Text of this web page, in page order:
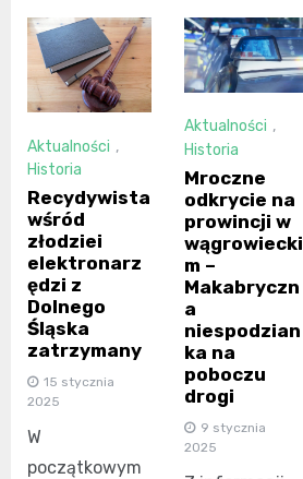
Aktualności ,
Historia
Recydywista
wśród
złodziei
elektronarz
ędzi z
Dolnego
Śląska
zatrzymany
15 stycznia
2025
W
początkowym
Aktualności ,
Historia
Mroczne
odkrycie na
prowincji w
wągrowiecki
m –
Makabryczn
a
niespodzian
ka na
poboczu
drogi
9 stycznia
2025